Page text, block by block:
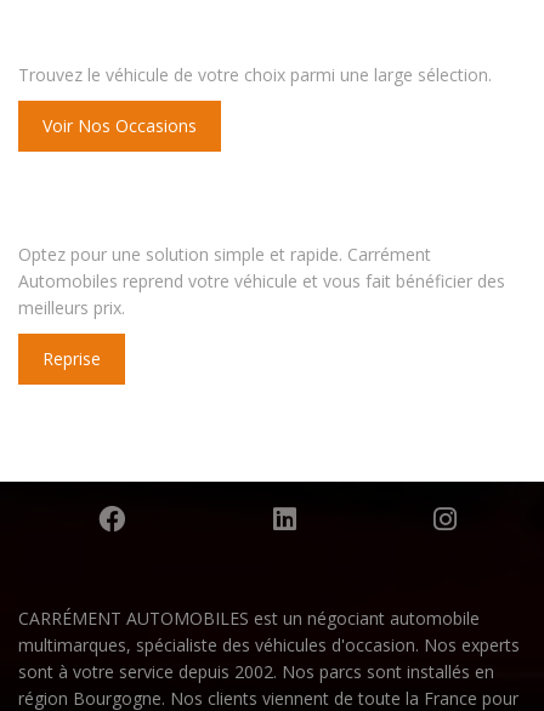
Trouvez le véhicule de votre choix parmi une large sélection.
Voir Nos Occasions
Optez pour une solution simple et rapide. Carrément
Automobiles reprend votre véhicule et vous fait bénéficier des
meilleurs prix.
Reprise
CARRÉMENT AUTOMOBILES est un négociant automobile
multimarques, spécialiste des véhicules d'occasion. Nos experts
sont à votre service depuis 2002. Nos parcs sont installés en
région Bourgogne. Nos clients viennent de toute la France pour